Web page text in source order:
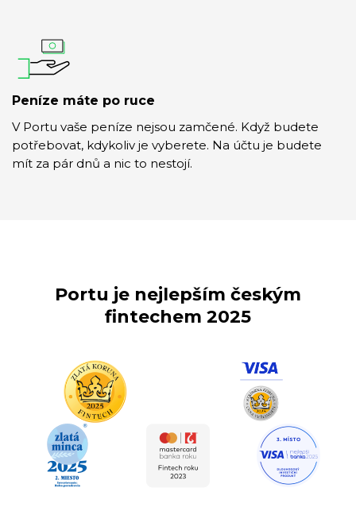
Peníze máte po ruce
V Portu vaše peníze nejsou zamčené. Když budete
potřebovat, kdykoliv je vyberete. Na účtu je budete
mít za pár dnů a nic to nestojí.
Portu je nejlepším českým
fintechem 2025